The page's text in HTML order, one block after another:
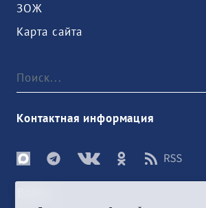
ЗОЖ
Карта сайта
Контактная информация